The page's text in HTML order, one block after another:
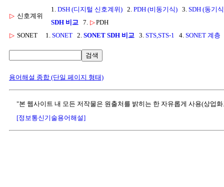
▷ 신호계위
1. DSH (디지털 신호계위) 2. PDH (비동기식) 3. SDH (동기
SDH 비교 7. ▷PDH
▷ SONET 1. SONET 2. SONET SDH 비교 3. STS,STS-1 4. SONET 계층
검색
용어해설 종합 (단일 페이지 형태)
"본 웹사이트 내 모든 저작물은 원출처를 밝히는 한 자유롭게 사용(상업
[정보통신기술용어해설]